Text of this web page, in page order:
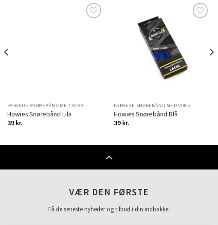
FARVEDE SNØREBÅND MED VOKS
Howies Snørebånd Lila
39 kr.
FARVEDE SNØREBÅND MED VOKS
Howies Snørebånd Blå
39 kr.
VÆR DEN FØRSTE
Få de seneste nyheder og tilbud i din indbakke.